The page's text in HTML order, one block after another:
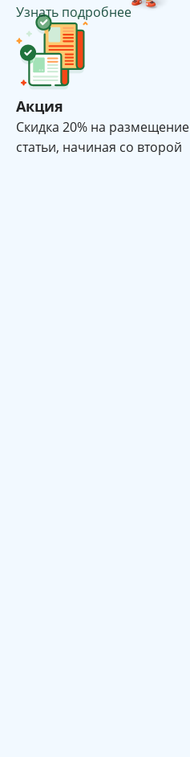
Узнать подробнее
Акция
Cкидка 20% на размещение
статьи, начиная со второй